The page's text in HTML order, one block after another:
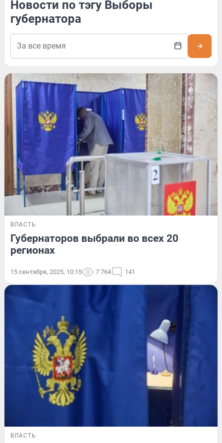
Новости по тэгу Выборы
губернатора
ВЛАСТЬ
Губернаторов выбрали во всех 20
регионах
15 сентября, 2025, 10:15 7 764 141
ВЛАСТЬ